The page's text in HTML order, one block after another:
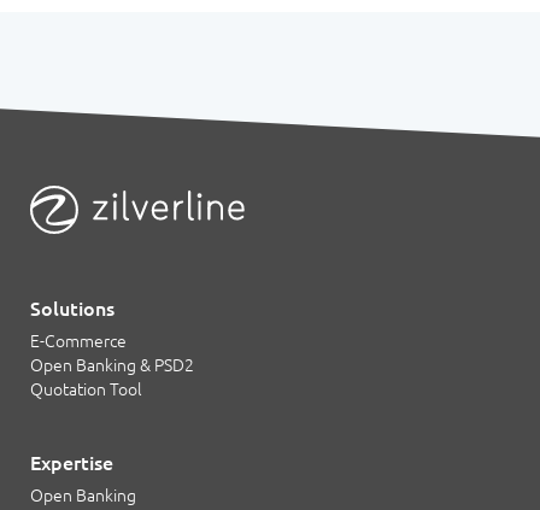
Solutions
E-Commerce
Open Banking & PSD2
Quotation Tool
Expertise
Open Banking